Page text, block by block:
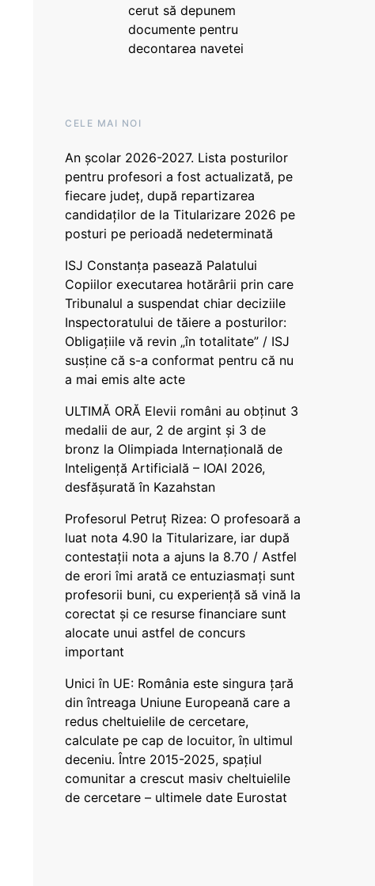
cerut să depunem
documente pentru
decontarea navetei
CELE MAI NOI
An școlar 2026-2027. Lista posturilor
pentru profesori a fost actualizată, pe
fiecare județ, după repartizarea
candidaților de la Titularizare 2026 pe
posturi pe perioadă nedeterminată
ISJ Constanța pasează Palatului
Copiilor executarea hotărârii prin care
Tribunalul a suspendat chiar deciziile
Inspectoratului de tăiere a posturilor:
Obligațiile vă revin „în totalitate” / ISJ
susține că s-a conformat pentru că nu
a mai emis alte acte
ULTIMĂ ORĂ Elevii români au obținut 3
medalii de aur, 2 de argint și 3 de
bronz la Olimpiada Internațională de
Inteligență Artificială – IOAI 2026,
desfășurată în Kazahstan
Profesorul Petruț Rizea: O profesoară a
luat nota 4.90 la Titularizare, iar după
contestații nota a ajuns la 8.70 / Astfel
de erori îmi arată ce entuziasmați sunt
profesorii buni, cu experiență să vină la
corectat și ce resurse financiare sunt
alocate unui astfel de concurs
important
Unici în UE: România este singura țară
din întreaga Uniune Europeană care a
redus cheltuielile de cercetare,
calculate pe cap de locuitor, în ultimul
deceniu. Între 2015-2025, spațiul
comunitar a crescut masiv cheltuielile
de cercetare – ultimele date Eurostat